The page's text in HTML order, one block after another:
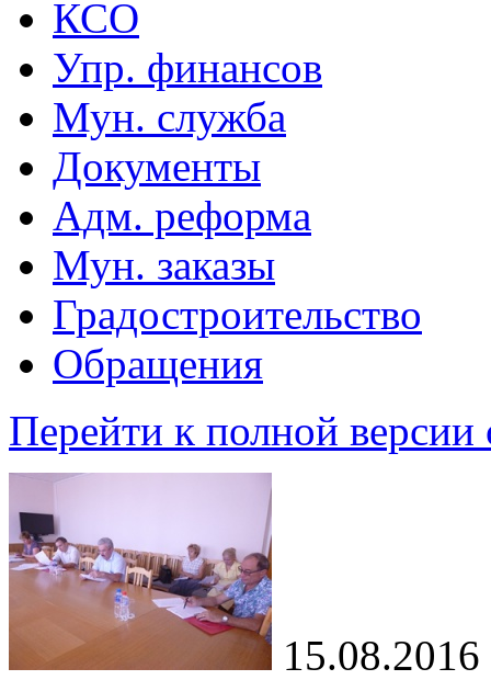
КСО
Упр. финансов
Мун. служба
Документы
Адм. реформа
Мун. заказы
Градостроительство
Обращения
Перейти к полной версии
15.08.2016